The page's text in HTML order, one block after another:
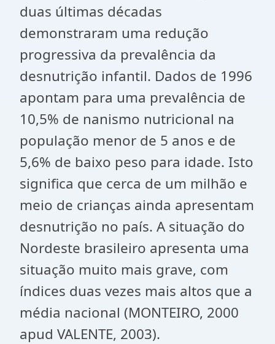
duas últimas décadas
demonstraram uma redução
progressiva da prevalência da
desnutrição infantil. Dados de 1996
apontam para uma prevalência de
10,5% de nanismo nutricional na
população menor de 5 anos e de
5,6% de baixo peso para idade. Isto
significa que cerca de um milhão e
meio de crianças ainda apresentam
desnutrição no país. A situação do
Nordeste brasileiro apresenta uma
situação muito mais grave, com
índices duas vezes mais altos que a
média nacional (MONTEIRO, 2000
apud VALENTE, 2003).